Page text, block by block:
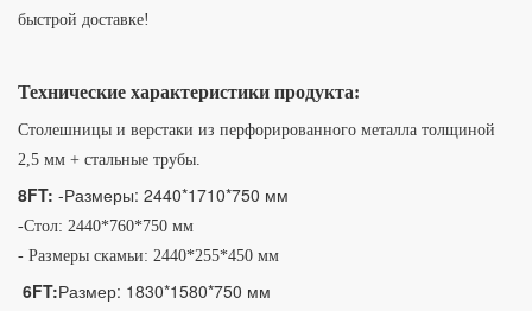
быстрой доставке!
Технические характеристики продукта:
Столешницы и верстаки из перфорированного металла толщиной
2,5 мм + стальные трубы.
8FT: -Размеры: 2440*1710*750 мм
-Стол: 2440*760*750 мм
- Размеры скамьи: 2440*255*450 мм
6FT:Размер: 1830*1580*750 мм